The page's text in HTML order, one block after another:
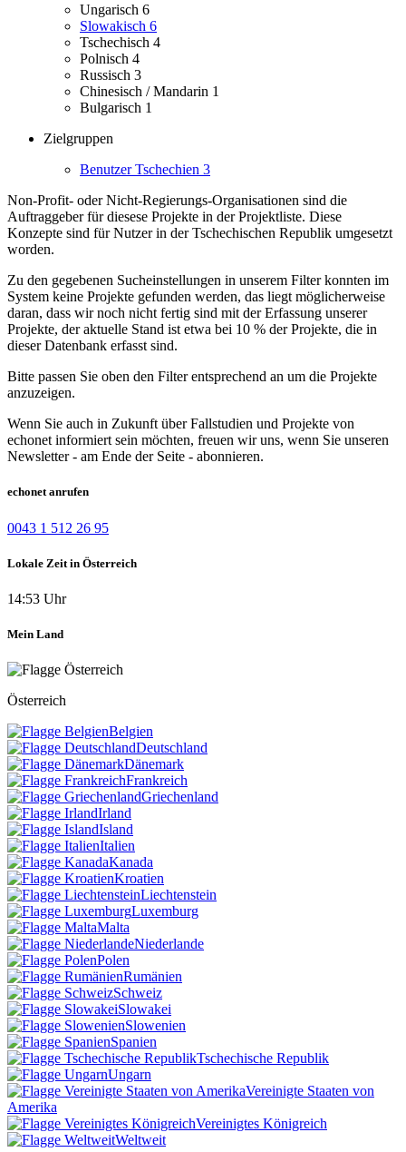
Ungarisch 6
Slowakisch 6
Tschechisch 4
Polnisch 4
Russisch 3
Chinesisch / Mandarin 1
Bulgarisch 1
Zielgruppen
Benutzer Tschechien 3
Non-Profit- oder Nicht-Regierungs-Organisationen sind die
Auftraggeber für diesese Projekte in der Projektliste. Diese
Konzepte sind für Nutzer in der Tschechischen Republik umgesetzt
worden.
Zu den gegebenen Sucheinstellungen in unserem Filter konnten im
System keine Projekte gefunden werden, das liegt möglicherweise
daran, dass wir noch nicht fertig sind mit der Erfassung unserer
Projekte, der aktuelle Stand ist etwa bei 10 % der Projekte, die in
dieser Datenbank erfasst sind.
Bitte passen Sie oben den Filter entsprechend an um die Projekte
anzuzeigen.
Wenn Sie auch in Zukunft über Fallstudien und Projekte von
echonet informiert sein möchten, freuen wir uns, wenn Sie unseren
Newsletter - am Ende der Seite - abonnieren.
echonet anrufen
0043 1 512 26 95
Lokale Zeit in Österreich
14:53 Uhr
Mein Land
Österreich
Belgien
Deutschland
Dänemark
Frankreich
Griechenland
Irland
Island
Italien
Kanada
Kroatien
Liechtenstein
Luxemburg
Malta
Niederlande
Polen
Rumänien
Schweiz
Slowakei
Slowenien
Spanien
Tschechische Republik
Ungarn
Vereinigte Staaten von
Amerika
Vereinigtes Königreich
Weltweit